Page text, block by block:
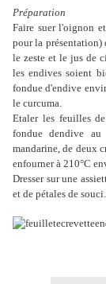
Préparation
Faire suer l'oignon
pour la présentation)
le zeste et le jus de
les endives soient
fondue d'endive
le curcuma.
Etaler les feuilles
fondue dendive
mandarine, de deux
enfourner à 210°C
Dresser sur une
et de pétales de souci.